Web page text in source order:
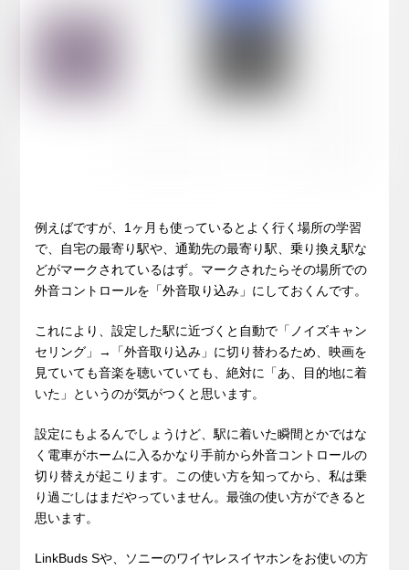
例えばですが、1ヶ月も使っているとよく行く場所の学習
で、自宅の最寄り駅や、通勤先の最寄り駅、乗り換え駅な
どがマークされているはず。マークされたらその場所での
外音コントロールを「外音取り込み」にしておくんです。
これにより、設定した駅に近づくと自動で「ノイズキャン
セリング」→「外音取り込み」に切り替わるため、映画を
見ていても音楽を聴いていても、絶対に「あ、目的地に着
いた」というのが気がつくと思います。
設定にもよるんでしょうけど、駅に着いた瞬間とかではな
く電車がホームに入るかなり手前から外音コントロールの
切り替えが起こります。この使い方を知ってから、私は乗
り過ごしはまだやっていません。最強の使い方ができると
思います。
LinkBuds Sや、ソニーのワイヤレスイヤホンをお使いの方